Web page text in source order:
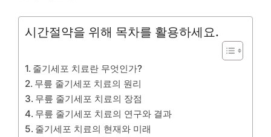
시간절약을 위해 목차를 활용하세요.
줄기세포 치료란 무엇인가?
무릎 줄기세포 치료의 원리
무릎 줄기세포 치료의 장점
무릎 줄기세포 치료의 연구와 결과
줄기세포 치료의 현재와 미래